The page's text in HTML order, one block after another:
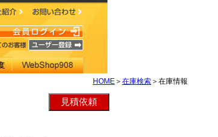
HOME ＞ 在庫検索 ＞在庫情報